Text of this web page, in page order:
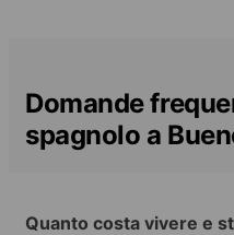
Domande
spagnolo a
Quanto costa vivere e